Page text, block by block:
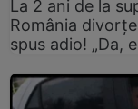
La 2 ani de la
România
spus adio! „Da,